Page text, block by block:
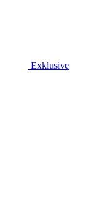
Exklusive